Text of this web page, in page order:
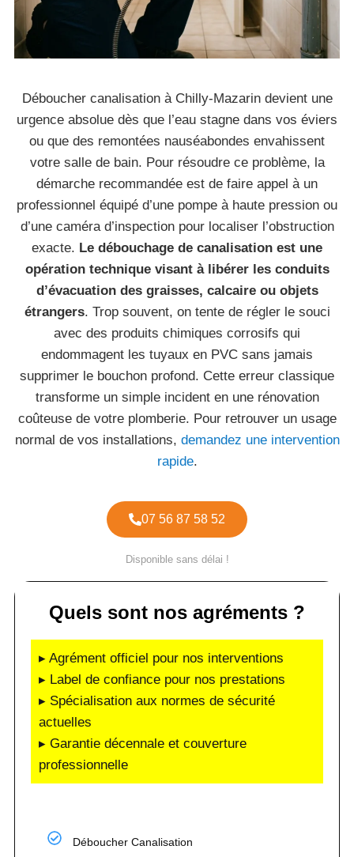
Déboucher canalisation à Chilly-Mazarin devient une
urgence absolue dès que l’eau stagne dans vos éviers
ou que des remontées nauséabondes envahissent
votre salle de bain. Pour résoudre ce problème, la
démarche recommandée est de faire appel à un
professionnel équipé d’une pompe à haute pression ou
d’une caméra d’inspection pour localiser l’obstruction
exacte. Le débouchage de canalisation est une
opération technique visant à libérer les conduits
d’évacuation des graisses, calcaire ou objets
étrangers. Trop souvent, on tente de régler le souci
avec des produits chimiques corrosifs qui
endommagent les tuyaux en PVC sans jamais
supprimer le bouchon profond. Cette erreur classique
transforme un simple incident en une rénovation
coûteuse de votre plomberie. Pour retrouver un usage
normal de vos installations, demandez une intervention
rapide.
07 56 87 58 52
Disponible sans délai !
Quels sont nos agréments ?
▸ Agrément officiel pour nos interventions
▸ Label de confiance pour nos prestations
▸ Spécialisation aux normes de sécurité
actuelles
▸ Garantie décennale et couverture
professionnelle
Déboucher Canalisation